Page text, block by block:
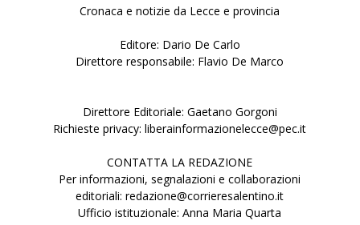
Cronaca e notizie da Lecce e provincia
Editore: Dario De Carlo
Direttore responsabile: Flavio De Marco
Direttore Editoriale: Gaetano Gorgoni
Richieste privacy: liberainformazionelecce@pec.it
CONTATTA LA REDAZIONE
Per informazioni, segnalazioni e collaborazioni
editoriali: redazione@corrieresalentino.it
Ufficio istituzionale: Anna Maria Quarta